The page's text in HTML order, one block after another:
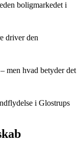
boligmarkedet i
driver den
men hvad betyder det
i Glostrups